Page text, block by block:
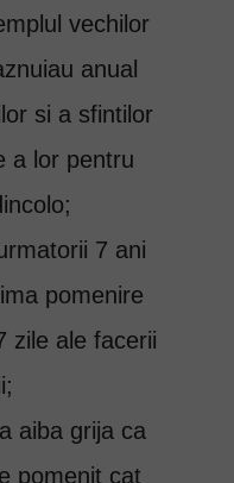
vechilor
anual
si a sfintilor
a lor pentru
7 ani
pomenire
zile ale facerii
aiba grija ca
pomenit cat